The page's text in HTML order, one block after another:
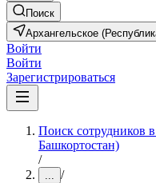
Поиск
Архангельское
Войти
Войти
Зарегистрироваться
Поиск сотрудников
Башкортостан)
/
... /